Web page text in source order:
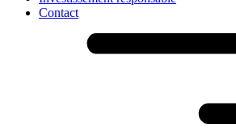
Contact